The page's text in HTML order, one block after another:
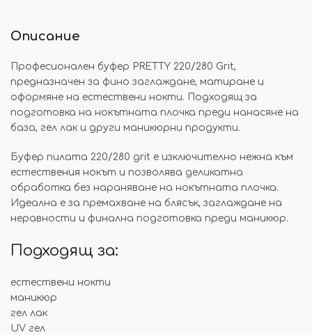
Описание
Професионален буфер PRETTY 220/280 Grit,
предназначен за фино заглаждане, матиране и
оформяне на естествени нокти. Подходящ за
подготовка на нокътната плочка преди нанасяне на
база, гел лак и други маникюрни продукти.
Буфер пилата 220/280 grit е изключително нежна към
естествения нокът и позволява деликатна
обработка без нараняване на нокътната плочка.
Идеална е за премахване на блясък, заглаждане на
неравности и финална подготовка преди маникюр.
Подходящ за:
естествени нокти
маникюр
гел лак
UV гел